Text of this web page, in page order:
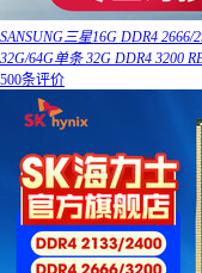
SANSUNG三星16G DDR4
32G/64G单条 32G DDR4 3200
500条评价